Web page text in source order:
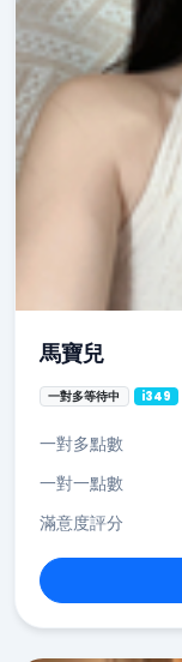
馬寶兒
一對多等待中 i349
一對多點數
一對一點數
滿意度評分